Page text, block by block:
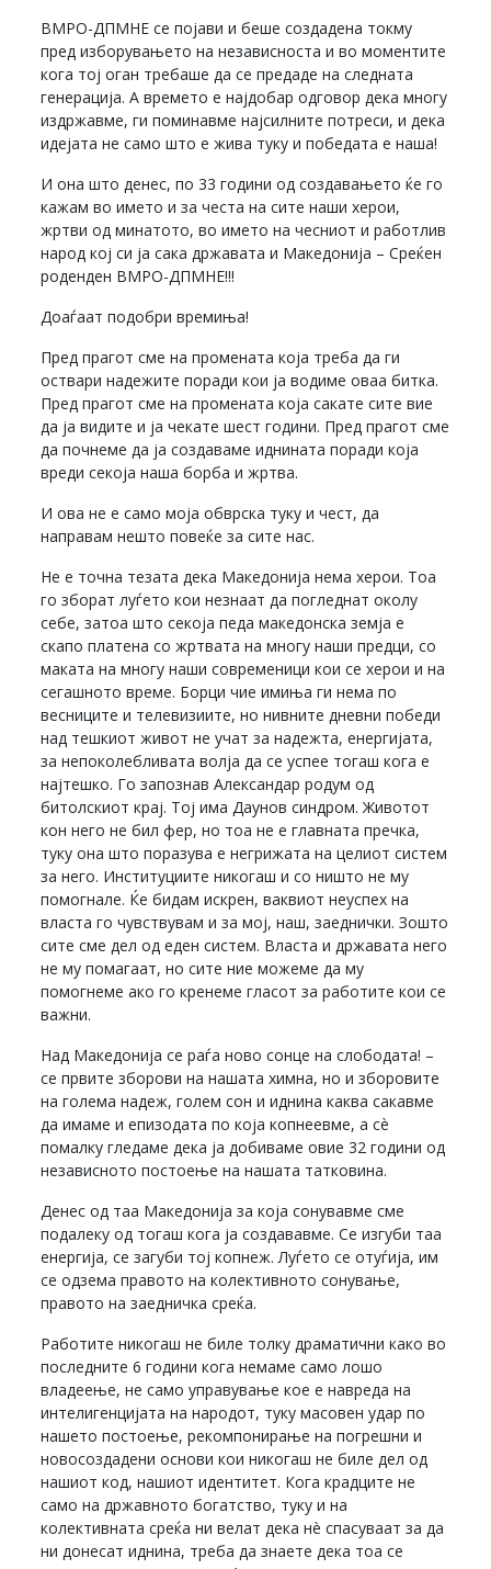
ВМРО-ДПМНЕ се појави и беше создадена токму
пред изборувањето на независноста и во моментите
кога тој оган требаше да се предаде на следната
генерација. А времето е најдобар одговор дека многу
издржавме, ги поминавме најсилните потреси, и дека
идејата не само што е жива туку и победата е наша!
И она што денес, по 33 години од создавањето ќе го
кажам во името и за честа на сите наши херои,
жртви од минатото, во името на чесниот и работлив
народ кој си ја сака државата и Македонија – Среќен
роденден ВМРО-ДПМНЕ!!!
Доаѓаат подобри времиња!
Пред прагот сме на промената која треба да ги
оствари надежите поради кои ја водиме оваа битка.
Пред прагот сме на промената која сакате сите вие
да ја видите и ја чекате шест години. Пред прагот сме
да почнеме да ја создаваме иднината поради која
вреди секоја наша борба и жртва.
И ова не е само моја обврска туку и чест, да
направам нешто повеќе за сите нас.
Не е точна тезата дека Македонија нема херои. Тоа
го зборат луѓето кои незнаат да погледнат околу
себе, затоа што секоја педа македонска земја е
скапо платена со жртвата на многу наши предци, со
маката на многу наши современици кои се херои и на
сегашното време. Борци чие имиња ги нема по
весниците и телевизиите, но нивните дневни победи
над тешкиот живот не учат за надежта, енергијата,
за непоколебливата волја да се успее тогаш кога е
најтешко. Го запознав Александар родум од
битолскиот крај. Тој има Даунов синдром. Животот
кон него не бил фер, но тоа не е главната пречка,
туку она што поразува е негрижата на целиот систем
за него. Институциите никогаш и со ништо не му
помогнале. Ќе бидам искрен, ваквиот неуспех на
власта го чувствувам и за мој, наш, заеднички. Зошто
сите сме дел од еден систем. Власта и државата него
не му помагаат, но сите ние можеме да му
помогнеме ако го кренеме гласот за работите кои се
важни.
Над Македонија се раѓа ново сонце на слободата! –
се првите зборови на нашата химна, но и зборовите
на голема надеж, голем сон и иднина каква сакавме
да имаме и епизодата по која копнеевме, а сè
помалку гледаме дека ја добиваме овие 32 години од
независното постоење на нашата татковина.
Денес од таа Македонија за која сонувавме сме
подалеку од тогаш кога ја создававме. Се изгуби таа
енергија, се загуби тој копнеж. Луѓето се отуѓија, им
се одзема правото на колективното сонување,
правото на заедничка среќа.
Работите никогаш не биле толку драматични како во
последните 6 години кога немаме само лошо
владеење, не само управување кое е навреда на
интелигенцијата на народот, туку масовен удар по
нашето постоење, рекомпонирање на погрешни и
новосоздадени основи кои никогаш не биле дел од
нашиот код, нашиот идентитет. Кога крадците не
само на државното богатство, туку и на
колективната среќа ни велат дека нè спасуваат за да
ни донесат иднина, треба да знаете дека тоа се